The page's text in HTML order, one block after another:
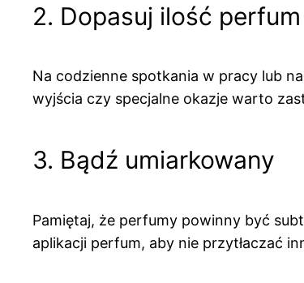
2. Dopasuj ilość
Na codzienne spotkania w pracy lub
wyjścia czy specjalne okazje warto
3. Bądź umiarkowany
Pamiętaj, że perfumy powinny być
aplikacji perfum, aby nie przytłaczać